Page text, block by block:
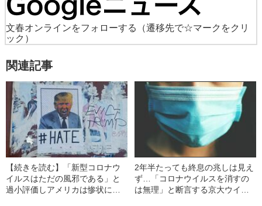
文春オンラインをフォローする
（遷移先で☆マークをクリ
ック）
関連記事
【続きを読む】「新型コロナウ
イルスはただの風邪である」と
過小評価しアメリカは惨状に…
2年半たっても終息の兆しは見え
ず…「コロナウイルスを消すの
は無理」と断言する京大ウイル